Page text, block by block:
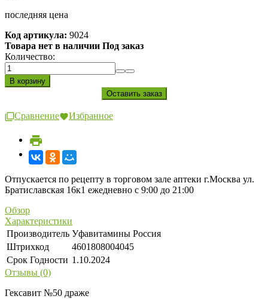
последняя цена
Код артикула: 9024
Товара нет в наличии Под заказ
Количество:
Сравнение Избранное
Отпускается по рецепту в торговом зале аптеки г.Москва ул.
Братиславская 16к1 ежедневно с 9:00 до 21:00
Обзор
Характеристики
Производитель Уфавитамины Россия
Штрихкод
4601808004045
Срок Годности 1.10.2024
Отзывы (0)
Гексавит №50 драже